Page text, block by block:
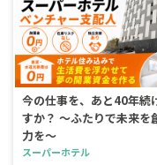
今の仕事を、あと40年続
すか？ 〜ふたりで未来を
力を〜
スーパーホテル